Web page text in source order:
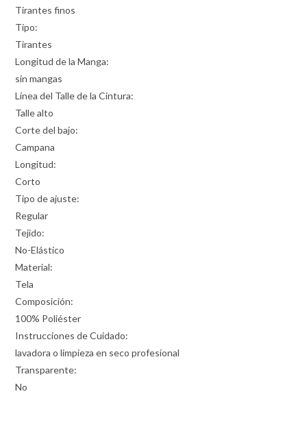
Tirantes finos
Tipo:
Tirantes
Longitud de la Manga:
sin mangas
Línea del Talle de la Cintura:
Talle alto
Corte del bajo:
Campana
Longitud:
Corto
Tipo de ajuste:
Regular
Tejido:
No-Elástico
Material:
Tela
Composición:
100% Poliéster
Instrucciones de Cuidado:
lavadora o limpieza en seco profesional
Transparente:
No